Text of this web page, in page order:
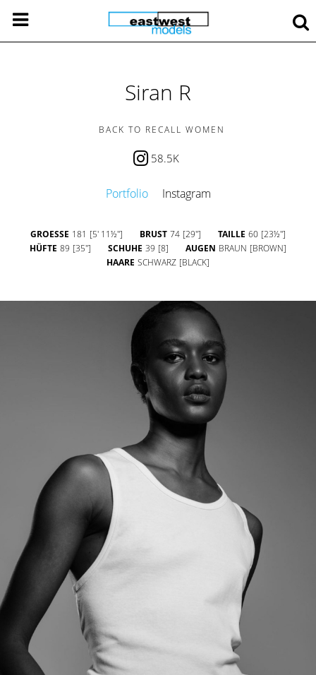
Siran R
BACK TO RECALL WOMEN
58.5K
Portfolio Instagram
GROESSE 181 [5' 11½''] BRUST 74 [29''] TAILLE 60 [23½'']
HÜFTE 89 [35''] SCHUHE 39 [8] AUGEN BRAUN [BROWN]
HAARE SCHWARZ [BLACK]